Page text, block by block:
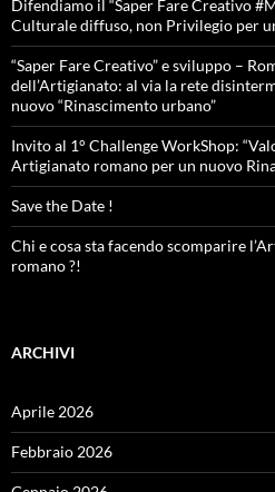
Difendiamo il “Saper Fare Creativo
Culturale diffuso, non Privilegio per
“Saper Fare Creativo” e sviluppo –
dell’Artigianato: al via la rete
nuovo “Rinascimento urbano”
Invito al 1° Challenge WorkShop:
Artigianato romano per un nuovo
Save the Date !
Chi e cosa sta facendo scomparire
romano ?!
ARCHIVI
Aprile 2026
Febbraio 2026